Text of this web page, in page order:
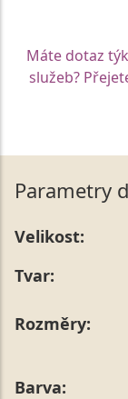
Máte dotaz
služeb?
Parametry
Velikost:
Tvar:
Rozměry:
Barva: